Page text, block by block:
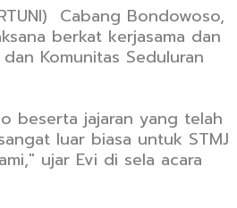
Cabang Bondowoso,
berkat kerjasama dan
Komunitas Seduluran
beserta jajaran yang telah
luar biasa untuk STMJ
ujar Evi di sela acara